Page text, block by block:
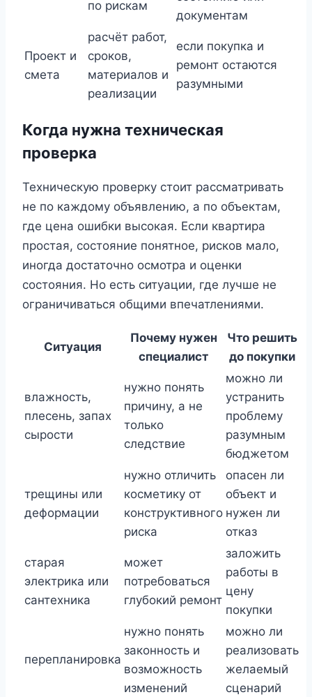
по рискам
документам
Проект и
смета
расчёт работ,
сроков,
материалов и
реализации
если покупка и
ремонт остаются
разумными
Когда нужна техническая
проверка
Техническую проверку стоит рассматривать
не по каждому объявлению, а по объектам,
где цена ошибки высокая. Если квартира
простая, состояние понятное, рисков мало,
иногда достаточно осмотра и оценки
состояния. Но есть ситуации, где лучше не
ограничиваться общими впечатлениями.
Ситуация
Почему нужен
специалист
Что решить
до покупки
влажность,
плесень, запах
сырости
нужно понять
причину, а не
только
следствие
можно ли
устранить
проблему
разумным
бюджетом
трещины или
деформации
нужно отличить
косметику от
конструктивного
риска
опасен ли
объект и
нужен ли
отказ
старая
электрика или
сантехника
может
потребоваться
глубокий ремонт
заложить
работы в
цену
покупки
перепланировка
нужно понять
законность и
возможность
изменений
можно ли
реализовать
желаемый
сценарий